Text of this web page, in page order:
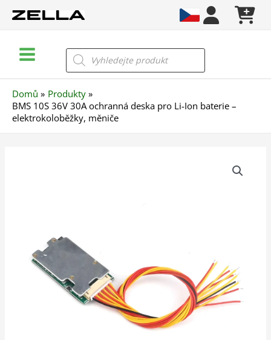
Menu
Products
search
Domů
Produkty
BMS 10S 36V 30A ochranná deska pro Li-Ion baterie –
elektrokoloběžky, měniče